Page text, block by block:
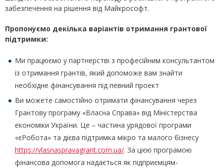
забезпечення на рішення від Mайкрософт.
Пропонуємо декілька варіантів отримання грантової
підтримки:
Ми працюємо у партнерстві з професійним консультантом
із отримання грантів, який допоможе вам знайти
необхідне фінансування під певний проект
Ви можете самостійно отримати фінансування через
Грантову програму «Власна Справа» від Міністерства
економіки України. Це – частина урядової програми
«єРобота» та дієва підтримка мікро та малого бізнесу
https://vlasnaspravagrant.com.ua/. За цією програмою
фінансова допомога надається як підприємцям-